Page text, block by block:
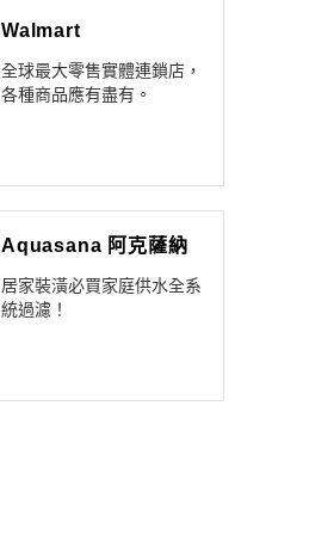
Walmart
全球最大零售實體連鎖店，
各種商品應有盡有。
Aquasana 阿克薩納
居家裝潢必買家庭供水全系
統過濾！